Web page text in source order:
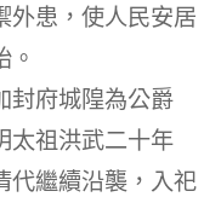
外患，使人民安居
。
封府城隍為公爵
太祖洪武二十年
代繼續沿襲，入祀